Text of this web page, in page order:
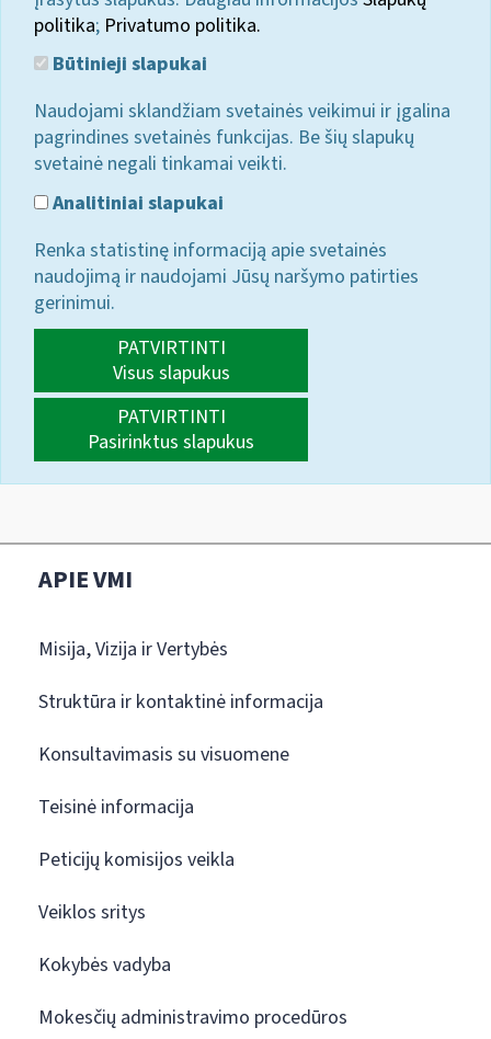
politika; Privatumo politika.
Būtinieji slapukai
Naudojami sklandžiam svetainės veikimui ir įgalina
pagrindines svetainės funkcijas. Be šių slapukų
svetainė negali tinkamai veikti.
Analitiniai slapukai
Renka statistinę informaciją apie svetainės
naudojimą ir naudojami Jūsų naršymo patirties
gerinimui.
PATVIRTINTI
Visus slapukus
PATVIRTINTI
Pasirinktus slapukus
APIE VMI
Misija, Vizija ir Vertybės
Struktūra ir kontaktinė informacija
Konsultavimasis su visuomene
Teisinė informacija
Peticijų komisijos veikla
Veiklos sritys
Kokybės vadyba
Mokesčių administravimo procedūros